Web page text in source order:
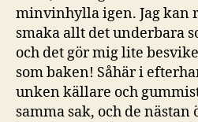
minvinhylla igen. Jag kan
smaka allt det underbara
och det gör mig lite
som baken! Såhär i
unken källare och
samma sak, och de